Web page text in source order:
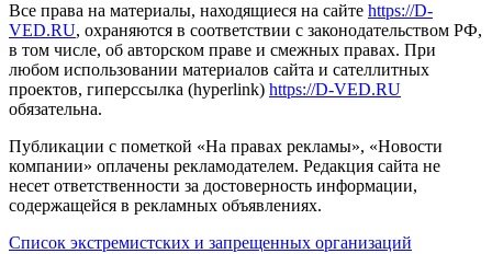
Все права на материалы, находящиеся на сайте https://D-
VED.RU, охраняются в соответствии с законодательством РФ,
в том числе, об авторском праве и смежных правах. При
любом использовании материалов сайта и сателлитных
проектов, гиперссылка (hyperlink) https://D-VED.RU
обязательна.
Публикации с пометкой «На правах рекламы», «Новости
компании» оплачены рекламодателем. Редакция сайта не
несет ответственности за достоверность информации,
содержащейся в рекламных объявлениях.
Список экстремистских и запрещенных организаций